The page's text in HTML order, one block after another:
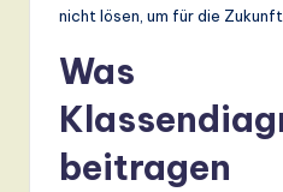
nicht lösen, um für die Zukunft
Was
beitragen